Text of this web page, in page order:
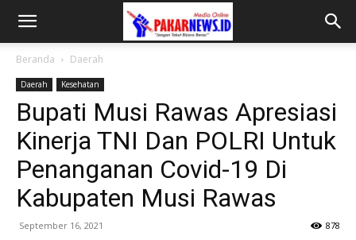
Beranda Daerah
Daerah Kesehatan
Bupati Musi Rawas Apresiasi
Kinerja TNI Dan POLRI Untuk
Penanganan Covid-19 Di
Kabupaten Musi Rawas
September 16, 2021 878